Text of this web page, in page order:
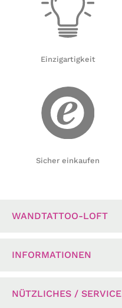
Einzigartigkeit
Sicher einkaufen
WANDTATTOO-LOFT
INFORMATIONEN
NÜTZLICHES / SERVICE